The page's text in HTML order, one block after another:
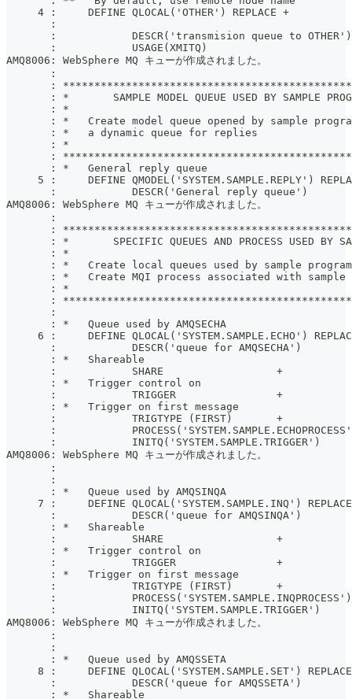
     4 :     DEFINE QLOCAL('OTHER') REPLACE +
       :
:            DESCR('transmision queue to
       :            USAGE(XMITQ)
AMQ8006: WebSphere MQ キューが作成されました。
       :
:
: *       SAMPLE MODEL QUEUE USED BY SAMPLE
: *
: *   Create model queue opened by sample
: *   a dynamic queue for replies
: *
:
: *   General reply queue
5 :     DEFINE QMODEL('SYSTEM.SAMPLE.REPLY')
       :            DESCR('General reply queue')
AMQ8006: WebSphere MQ キューが作成されました。
       :
:
: *       SPECIFIC QUEUES AND PROCESS USED BY
: *
: *   Create local queues used by sample
: *   Create MQI process associated with sample
: *
:
       :
       : *   Queue used by AMQSECHA
6 :     DEFINE QLOCAL('SYSTEM.SAMPLE.ECHO')
:            DESCR('queue for AMQSECHA')
       : *   Shareable
       :            SHARE                  +
       : *   Trigger control on
       :            TRIGGER                +
       : *   Trigger on first message
       :            TRIGTYPE (FIRST)       +
:
       :            INITQ('SYSTEM.SAMPLE.TRIGGER')
AMQ8006: WebSphere MQ キューが作成されました。
       :
       :
       : *   Queue used by AMQSINQA
7 :     DEFINE QLOCAL('SYSTEM.SAMPLE.INQ')
:            DESCR('queue for AMQSINQA')
       : *   Shareable
       :            SHARE                  +
       : *   Trigger control on
       :            TRIGGER                +
       : *   Trigger on first message
       :            TRIGTYPE (FIRST)       +
:
       :            INITQ('SYSTEM.SAMPLE.TRIGGER')
AMQ8006: WebSphere MQ キューが作成されました。
       :
       :
       : *   Queue used by AMQSSETA
8 :     DEFINE QLOCAL('SYSTEM.SAMPLE.SET')
:            DESCR('queue for AMQSSETA')
       : *   Shareable